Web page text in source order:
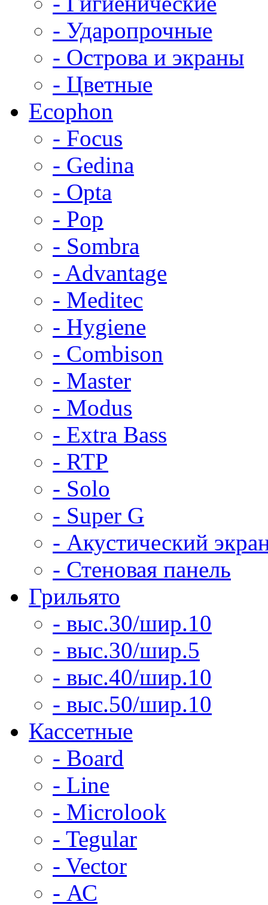
- Ударопрочные
- Острова и экраны
- Цветные
Ecophon
- Focus
- Gedina
- Opta
- Pop
- Sombra
- Advantage
- Meditec
- Hygiene
- Combison
- Master
- Modus
- Extra Bass
- RTP
- Solo
- Super G
- Акустический
- Стеновая панель
Грильято
- выс.30/шир.10
- выс.30/шир.5
- выс.40/шир.10
- выс.50/шир.10
Кассетные
- Board
- Line
- Microlook
- Tegular
- Vector
- АС